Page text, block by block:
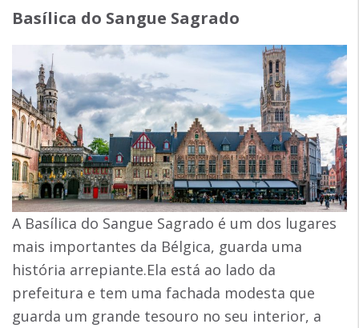
Basílica do Sangue Sagrado
A Basílica do Sangue Sagrado é um dos lugares
mais importantes da Bélgica, guarda uma
história arrepiante.Ela está ao lado da
prefeitura e tem uma fachada modesta que
guarda um grande tesouro no seu interior, a